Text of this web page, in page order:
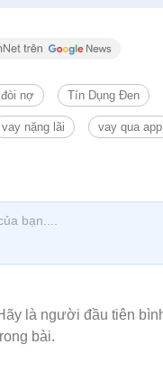
đòi nợ Tín Dụng Đen
vay nặng lãi vay qua app